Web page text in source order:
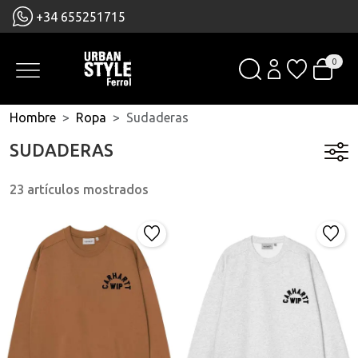
+34 655251715
0
Hombre Ropa Sudaderas
SUDADERAS
23 artículos mostrados